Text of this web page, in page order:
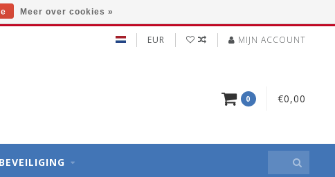
EUR MIJN ACCOUNT
0 €0,00
Meer over cookies »